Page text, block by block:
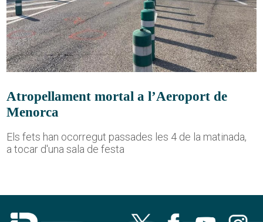
Atropellament mortal a l’Aeroport de
Menorca
Els fets han ocorregut passades les 4 de la matinada,
a tocar d'una sala de festa